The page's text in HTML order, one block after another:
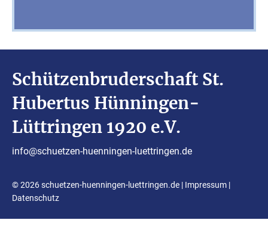
Schützenbruderschaft St.
Hubertus Hünningen-
Lüttringen 1920 e.V.
info@schuetzen-huenningen-luettringen.de
© 2026 schuetzen-huenningen-luettringen.de | Impressum |
Datenschutz